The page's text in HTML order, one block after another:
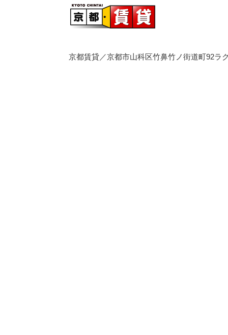
京都賃貸／京都市山科区竹鼻竹ノ街道町92ラ